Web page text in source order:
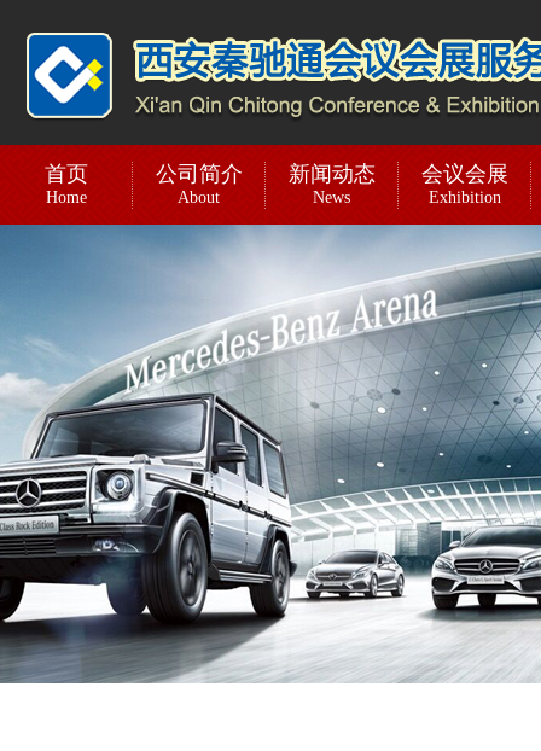
首页
Home
公司简介
About
新闻动态
News
会议会展
Exhibition